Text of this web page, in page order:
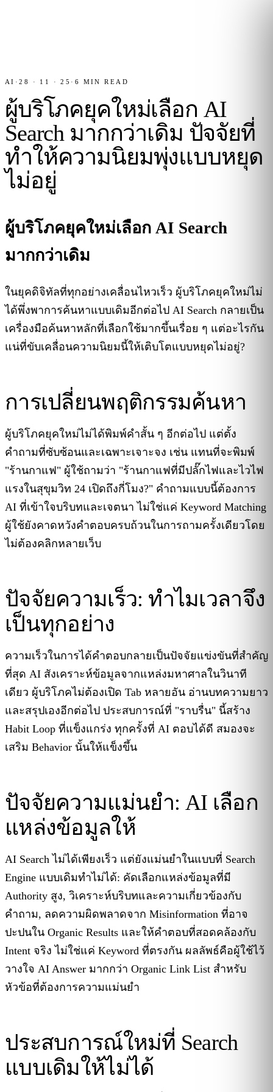
AI ·28 · 11 · 25 · 6 MIN READ
ผู้บริโภคยุคใหม่เลือก AI
Search มากกว่าเดิม ปัจจัยที่
ทำให้ความนิยมพุ่งแบบหยุด
ไม่อยู่
ผู้บริโภคยุคใหม่เลือก AI Search
มากกว่าเดิม
ในยุคดิจิทัลที่ทุกอย่างเคลื่อนไหวเร็ว ผู้บริโภคยุคใหม่ไม่
ได้พึ่งพาการค้นหาแบบเดิมอีกต่อไป AI Search กลายเป็น
เครื่องมือค้นหาหลักที่เลือกใช้มากขึ้นเรื่อย ๆ แต่อะไรกัน
แน่ที่ขับเคลื่อนความนิยมนี้ให้เติบโตแบบหยุดไม่อยู่?
การเปลี่ยนพฤติกรรมค้นหา
ผู้บริโภคยุคใหม่ไม่ได้พิมพ์คำสั้น ๆ อีกต่อไป แต่ตั้ง
คำถามที่ซับซ้อนและเฉพาะเจาะจง เช่น แทนที่จะพิมพ์
"ร้านกาแฟ" ผู้ใช้ถามว่า "ร้านกาแฟที่มีปลั๊กไฟและไวไฟ
แรงในสุขุมวิท 24 เปิดถึงกี่โมง?" คำถามแบบนี้ต้องการ
AI ที่เข้าใจบริบทและเจตนา ไม่ใช่แค่ Keyword Matching
ผู้ใช้ยังคาดหวังคำตอบครบถ้วนในการถามครั้งเดียวโดย
ไม่ต้องคลิกหลายเว็บ
ปัจจัยความเร็ว: ทำไมเวลาจึง
เป็นทุกอย่าง
ความเร็วในการได้คำตอบกลายเป็นปัจจัยแข่งขันที่สำคัญ
ที่สุด AI สังเคราะห์ข้อมูลจากแหล่งมหาศาลในวินาที
เดียว ผู้บริโภคไม่ต้องเปิด Tab หลายอัน อ่านบทความยาว
และสรุปเองอีกต่อไป ประสบการณ์ที่ "ราบรื่น" นี้สร้าง
Habit Loop ที่แข็งแกร่ง ทุกครั้งที่ AI ตอบได้ดี สมองจะ
เสริม Behavior นั้นให้แข็งขึ้น
ปัจจัยความแม่นยำ: AI เลือก
แหล่งข้อมูลให้
AI Search ไม่ได้เพียงเร็ว แต่ยังแม่นยำในแบบที่ Search
Engine แบบเดิมทำไม่ได้: คัดเลือกแหล่งข้อมูลที่มี
Authority สูง, วิเคราะห์บริบทและความเกี่ยวข้องกับ
คำถาม, ลดความผิดพลาดจาก Misinformation ที่อาจ
ปะปนใน Organic Results และให้คำตอบที่สอดคล้องกับ
Intent จริง ไม่ใช่แค่ Keyword ที่ตรงกัน ผลลัพธ์คือผู้ใช้ไว้
วางใจ AI Answer มากกว่า Organic Link List สำหรับ
หัวข้อที่ต้องการความแม่นยำ
ประสบการณ์ใหม่ที่ Search
แบบเดิมให้ไม่ได้